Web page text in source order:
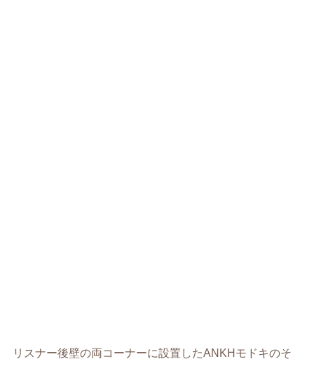
リスナー後壁の両コーナーに設置したANKHモドキのそ